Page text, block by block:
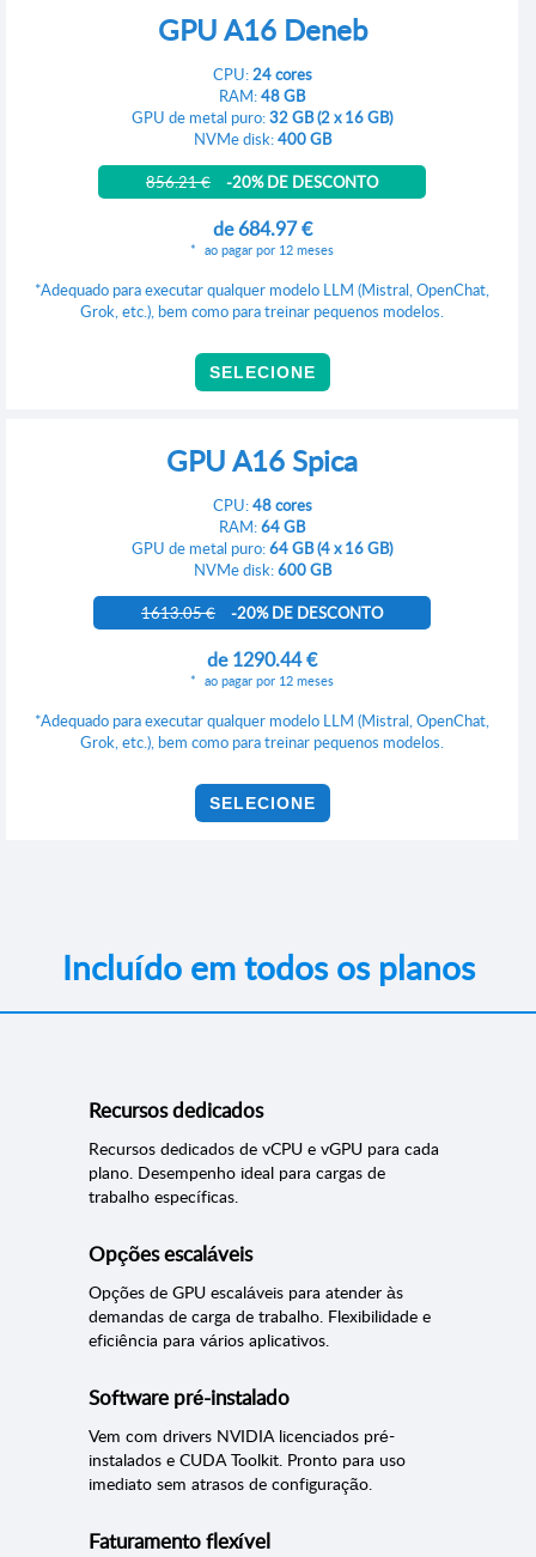
GPU A16 Deneb
CPU:24 cores
RAM:48 GB
GPU de metal puro:32 GB (2 x 16 GB)
NVMe disk:400 GB
856.21 €
-20% DE DESCONTO
de684.97 €
ao pagar por 12 meses
*Adequado para executar qualquer modelo LLM (Mistral, OpenChat,
Grok, etc.), bem como para treinar pequenos modelos.
SELECIONE
GPU A16 Spica
CPU:48 cores
RAM:64 GB
GPU de metal puro:64 GB (4 x 16 GB)
NVMe disk:600 GB
1613.05 €
-20% DE DESCONTO
de1290.44 €
ao pagar por 12 meses
*Adequado para executar qualquer modelo LLM (Mistral, OpenChat,
Grok, etc.), bem como para treinar pequenos modelos.
SELECIONE
Incluído em todos os planos
Recursos dedicados
Recursos dedicados de vCPU e vGPU para cada
plano. Desempenho ideal para cargas de
trabalho específicas.
Opções escaláveis
Opções de GPU escaláveis para atender às
demandas de carga de trabalho. Flexibilidade e
eficiência para vários aplicativos.
Software pré-instalado
Vem com drivers NVIDIA licenciados pré-
instalados e CUDA Toolkit. Pronto para uso
imediato sem atrasos de configuração.
Faturamento flexível